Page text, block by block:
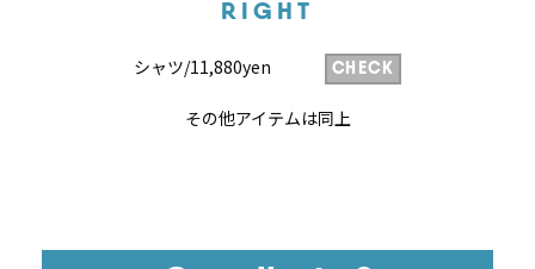
RIGHT
シャツ/11,880yen CHECK
その他アイテムは同上